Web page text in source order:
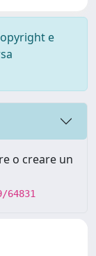
e
o creare un